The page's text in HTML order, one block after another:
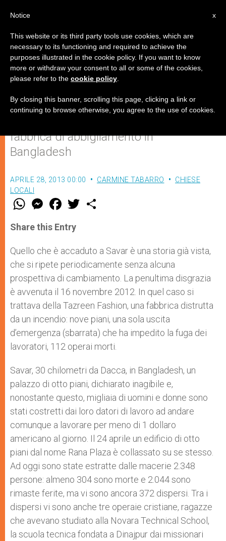
Savar: una tragedia annunciata
La strumentalizzazione anti-
fabbrica di abbigliamento in
Bangladesh
APRILE 28, 2013 00:00 CARMINE TABARRO
CHIESE
LOCALI
W
t
s
p
p
M
e
s
e
g
e
r
F
a
e
b
o
k
w
r
Share this Entry
Quello che è accaduto a Savar è una storia già vista,
che si ripete periodicamente senza alcuna
prospettiva di cambiamento. La penultima disgrazia
è avvenuta il 16 novembre 2012. In quel caso si
trattava della Tazreen Fashion, una fabbrica distrutta
da un incendio: nove piani, una sola uscita
d’emergenza (sbarrata) che ha impedito la fuga dei
lavoratori, 112 operai morti.
Savar, 30 chilometri da Dacca, in Bangladesh, un
palazzo di otto piani, dichiarato inagibile e,
nonostante questo, migliaia di uomini e donne sono
stati costretti dai loro datori di lavoro ad andare
comunque a lavorare per meno di 1 dollaro
americano al giorno. Il 24 aprile un edificio di otto
piani dal nome Rana Plaza è collassato su se stesso.
Ad oggi sono state estratte dalle macerie 2.348
persone: almeno 304 sono morte e 2.044 sono
rimaste ferite, ma vi sono ancora 372 dispersi. Tra i
dispersi vi sono anche tre operaie cristiane, ragazze
che avevano studiato alla Novara Technical School,
la scuola tecnica fondata a Dinajpur dai missionari
x
Notice
This website or its third party tools use cookies, which are
necessary to its functioning and required to achieve the
purposes illustrated in the cookie policy. If you want to know
more or withdraw your consent to all or some of the cookies,
please refer to the cookie policy
By closing this banner, scrolling this page, clicking a link or
continuing to browse otherwise, you agree to the use of cookies.